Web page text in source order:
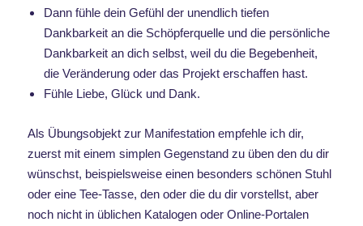
Dann fühle dein Gefühl der unendlich tiefen
Dankbarkeit an die Schöpferquelle und die persönliche
Dankbarkeit an dich selbst, weil du die Begebenheit,
die Veränderung oder das Projekt erschaffen hast.
Fühle Liebe, Glück und Dank.
Als Übungsobjekt zur Manifestation empfehle ich dir,
zuerst mit einem simplen Gegenstand zu üben den du dir
wünschst, beispielsweise einen besonders schönen Stuhl
oder eine Tee-Tasse, den oder die du dir vorstellst, aber
noch nicht in üblichen Katalogen oder Online-Portalen